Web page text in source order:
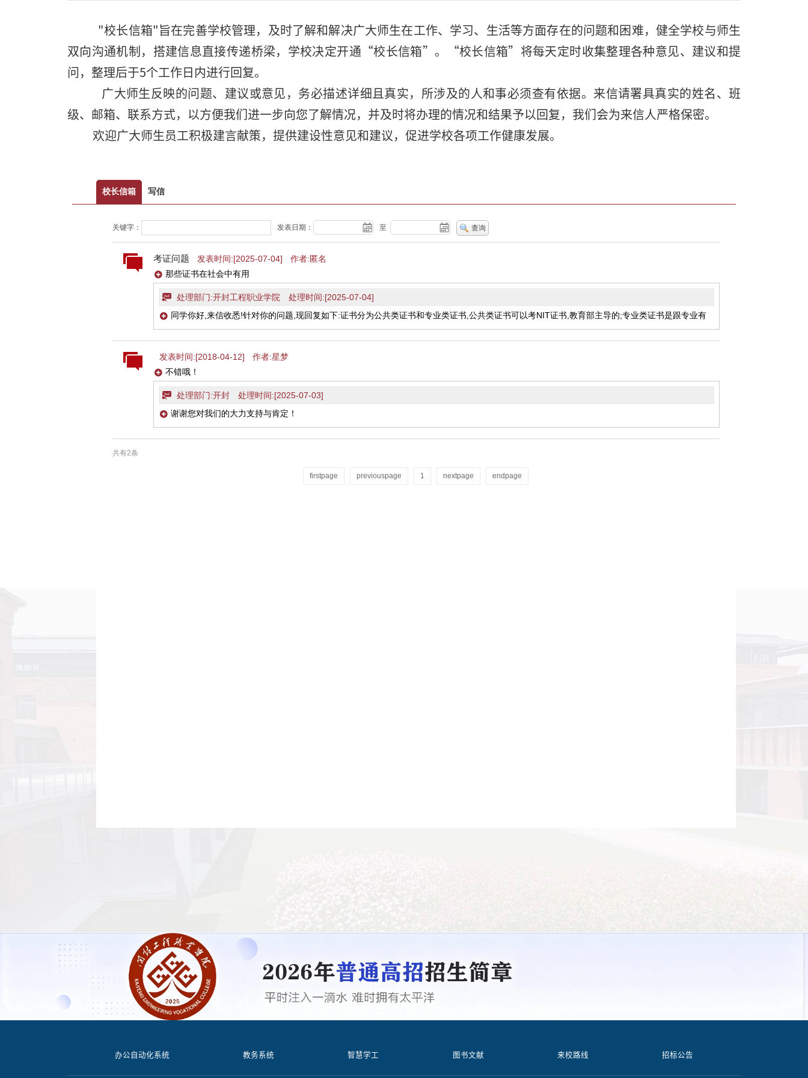
"校长信箱"旨在完善学校管理，及时了解和解决广大师生在工作、学习、生活等方面存在的问题和困难，健全学校与师生
双向沟通机制，搭建信息直接传递桥梁，学校决定开通“校长信箱”。 “校长信箱”将每天定时收集整理各种意见、建议和提
问，整理后于5个工作日内进行回复。
广大师生反映的问题、建议或意见，务必描述详细且真实，所涉及的人和事必须查有依据。来信请署具真实的姓名、班
级、邮箱、联系方式，以方便我们进一步向您了解情况，并及时将办理的情况和结果予以回复，我们会为来信人严格保密。
欢迎广大师生员工积极建言献策，提供建设性意见和建议，促进学校各项工作健康发展。
办公自动化系统 教务系统 智慧学工 图书文献 来校路线 招标公告